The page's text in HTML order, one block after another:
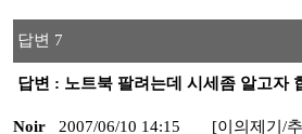
답변 7
답변 : 노트북 팔려는데 시세좀 알고자
Noir 2007/06/10 14:15 [이의제기/